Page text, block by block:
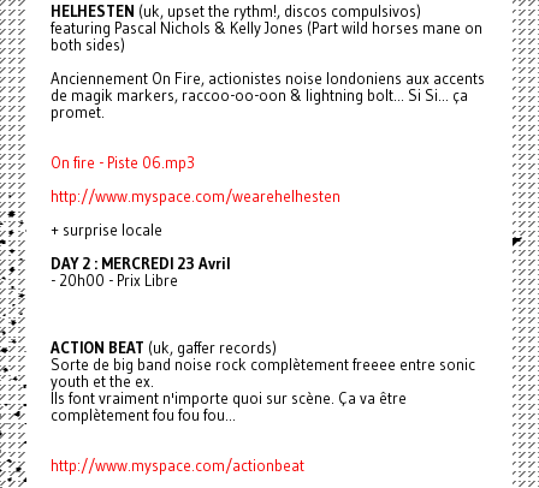
HELHESTEN (uk, upset the rythm!, discos compulsivos)
featuring Pascal Nichols & Kelly Jones (Part wild horses mane on
both sides)
Anciennement On Fire, actionistes noise londoniens aux accents
de magik markers, raccoo-oo-oon & lightning bolt... Si Si... ça
promet.
On fire - Piste 06.mp3
http://www.myspace.com/wearehelhesten
+ surprise locale
DAY 2 : MERCREDI 23 Avril
- 20h00 - Prix Libre
ACTION BEAT (uk, gaffer records)
Sorte de big band noise rock complètement freeee entre sonic
youth et the ex.
Ils font vraiment n'importe quoi sur scène. Ça va être
complètement fou fou fou...
http://www.myspace.com/actionbeat